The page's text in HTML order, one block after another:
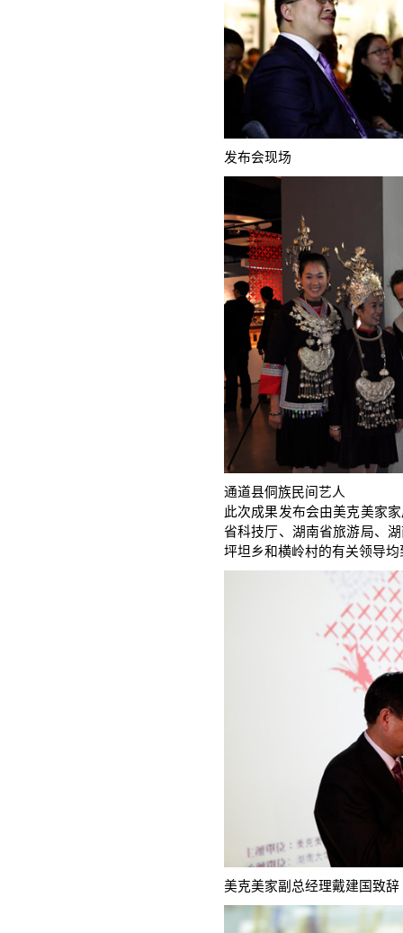
发布会现场
通道县侗族民间艺人
此次成果发布会由美克美家
省科技厅、湖南省旅游局、
坪坦乡和横岭村的有关领导
美克美家副总经理戴建国致辞